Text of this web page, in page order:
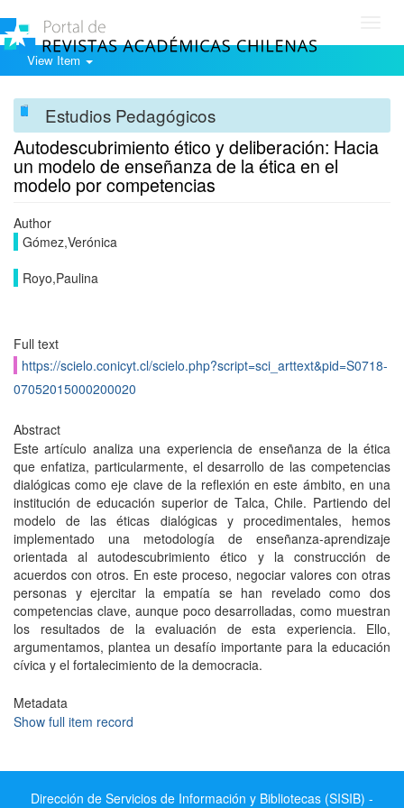
View Item
Estudios Pedagógicos
Autodescubrimiento ético y deliberación: Hacia
un modelo de enseñanza de la ética en el
modelo por competencias
Author
Gómez,Verónica
Royo,Paulina
Full text
https://scielo.conicyt.cl/scielo.php?script=sci_arttext&pid=S0718-
07052015000200020
Abstract
Este artículo analiza una experiencia de enseñanza de la ética
que enfatiza, particularmente, el desarrollo de las competencias
dialógicas como eje clave de la reflexión en este ámbito, en una
institución de educación superior de Talca, Chile. Partiendo del
modelo de las éticas dialógicas y procedimentales, hemos
implementado una metodología de enseñanza-aprendizaje
orientada al autodescubrimiento ético y la construcción de
acuerdos con otros. En este proceso, negociar valores con otras
personas y ejercitar la empatía se han revelado como dos
competencias clave, aunque poco desarrolladas, como muestran
los resultados de la evaluación de esta experiencia. Ello,
argumentamos, plantea un desafío importante para la educación
cívica y el fortalecimiento de la democracia.
Metadata
Show full item record
Dirección de Servicios de Información y Bibliotecas (SISIB) -